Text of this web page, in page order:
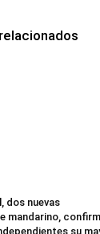
dos nuevas
mandarino,
su